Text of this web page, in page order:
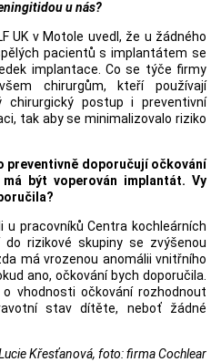
u nás?
UK v Motole uvedl, že u žádného
pacientů s implantátem se
implantace. Co se týče firmy
chirurgům, kteří používají
chirurgický postup i preventivní
tak aby se minimalizovalo riziko
preventivně doporučují očkování
být voperován implantát. Vy
u pracovníků Centra kochleárních
rizikové skupiny se zvýšenou
má vrozenou anomálii vnitřního
ano, očkování bych doporučila.
vhodnosti očkování rozhodnout
stav dítěte, neboť žádné
Křesťanová, foto: firma Cochlear